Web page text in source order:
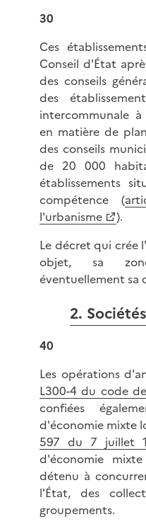
30
Ces
Conseil d'État
des conseils
des
intercommunale
en matière de
des conseils
de 20 000
établissements
compétence (
l'urbanisme
).
Le décret qui crée
objet, sa
éventuellement sa
2.
40
Les opérations
L300-4 du code
confiées
d'économie mixte
597 du 7 juillet
d'économie
détenu à
l'État, des
groupements.